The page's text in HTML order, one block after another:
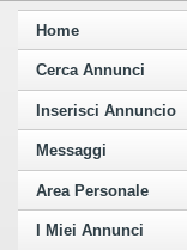
Home
Cerca Annunci
Inserisci Annuncio
Messaggi
Area Personale
I Miei Annunci